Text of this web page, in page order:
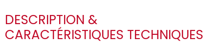
DESCRIPTION &
CARACTÉRISTIQUES TECHNIQUES